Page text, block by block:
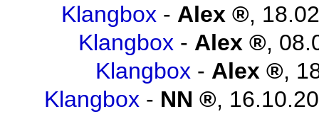
Klangbox - Alex ,
Klangbox - Alex ,
Klangbox - Alex ,
Klangbox - NN ,